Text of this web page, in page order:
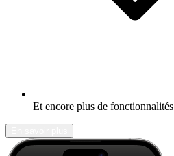
Et encore plus de fonctionnalités